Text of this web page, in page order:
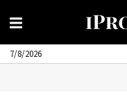
7/8/2026